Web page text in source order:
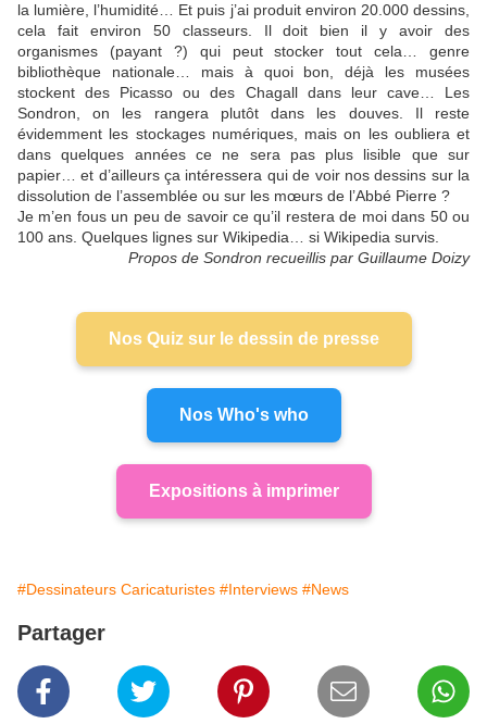
la lumière, l’humidité… Et puis j’ai produit environ 20.000 dessins,
cela fait environ 50 classeurs. Il doit bien il y avoir des
organismes (payant ?) qui peut stocker tout cela… genre
bibliothèque nationale… mais à quoi bon, déjà les musées
stockent des Picasso ou des Chagall dans leur cave… Les
Sondron, on les rangera plutôt dans les douves. Il reste
évidemment les stockages numériques, mais on les oubliera et
dans quelques années ce ne sera pas plus lisible que sur
papier… et d’ailleurs ça intéressera qui de voir nos dessins sur la
dissolution de l’assemblée ou sur les mœurs de l’Abbé Pierre ?
Je m’en fous un peu de savoir ce qu’il restera de moi dans 50 ou
100 ans. Quelques lignes sur Wikipedia… si Wikipedia survis.
Propos de Sondron recueillis par Guillaume Doizy
Nos Quiz sur le dessin de presse
Nos Who's who
Expositions à imprimer
#Dessinateurs Caricaturistes #Interviews #News
Partager